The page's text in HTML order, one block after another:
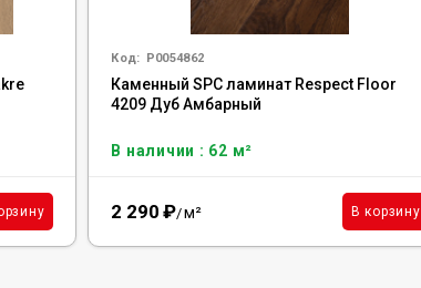
Код: Р0054862
Каменный SPC ламинат Respect Floor
4209 Дуб Амбарный
В наличии : 62 м²
2 290 ₽/м² В корзину